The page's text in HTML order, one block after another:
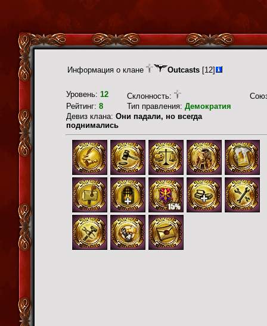
Информация о клане Outcasts [12]
Уровень: 12 Склонность:
Рейтинг: 8 Тип правления: Демократия
Девиз клана: Они падали, но всегда
поднимались